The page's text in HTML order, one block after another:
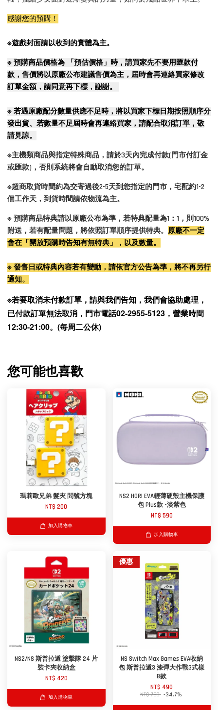
感謝您的預購！
※遊戲封面請以收到的實體為主。
※ 預購商品價格為 「預估價格」時，請買家先不要用匯款付
款，售價將以原廠公布建議售價為主，屆時會再連絡買家修改
訂單金額，請同意再下標，謝謝。
※ 若遇原廠配分數量供應不足時，將以買家下標日期按照順序分
發出貨、若數量不足屆時會再連絡買家，請配合取消訂單，敬
請見諒。
※主機類商品與指定特殊商品，請於3天內完成付款(門市付訂金
或匯款)，否則系統將會自動取消您的訂單。
※超商取貨時間約為交寄過後2-5天到您指定的門市，宅配約1-2
個工作天，到貨時間請依物流為主。
※ 預購商品特典請以原廠公布為準，若特典配量為1：1，則100%
附送，若有配量問題，將依照訂單順序提供特典。 原廠不一定
會在「開放預購時告知有無特典」，以及數量。
※ 發售日或特典內容若有變動，請依官方公告為準，將不再另行
通知。
※若要取消未付款訂單，請與我們告知，我們會協助處理，
已付款訂單無法取消，門市電話02-2955-5123，營業時間
12:30-21:00。(每周二公休)
您可能也喜歡
瑪莉歐兄弟 髮夾 問號方塊
NT$ 200
加入購物車
NS2 HORI EVA輕薄硬殼主機保護
包 Plus款 -淡紫色
NT$ 590
加入購物車
NS2/NS 斯普拉遁 塗擊隊 24 片
裝卡夾收納盒
NT$ 420
加入購物車
優惠
NS Switch Max Games EVA收納
包 斯普拉遁3 漆彈大作戰3式樣
B款
NT$ 490
NT$ 750 -34.7%